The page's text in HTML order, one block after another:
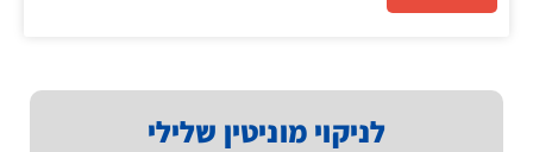
לניקוי מוניטין שלילי